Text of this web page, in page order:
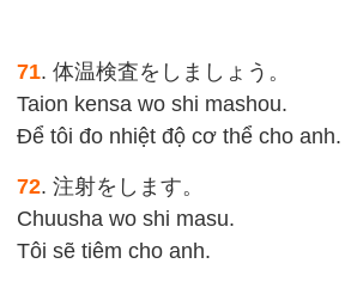
71. 体温検査をしましょう。
Taion kensa wo shi mashou.
Để tôi đo nhiệt độ cơ thể cho anh.
72. 注射をします。
Chuusha wo shi masu.
Tôi sẽ tiêm cho anh.